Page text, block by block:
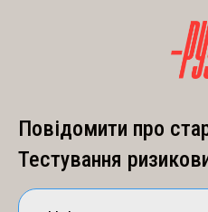
Повідомити про
Тестування